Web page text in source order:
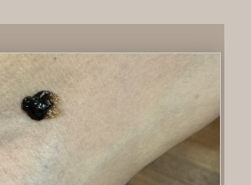
TO ACCESS ARRAY O
OF TYPE NULL IN
MAKE-COLOURS.CO
CMS/WP-CONTENT/T
VISUAL-SUB.PHP
ON LINE
25